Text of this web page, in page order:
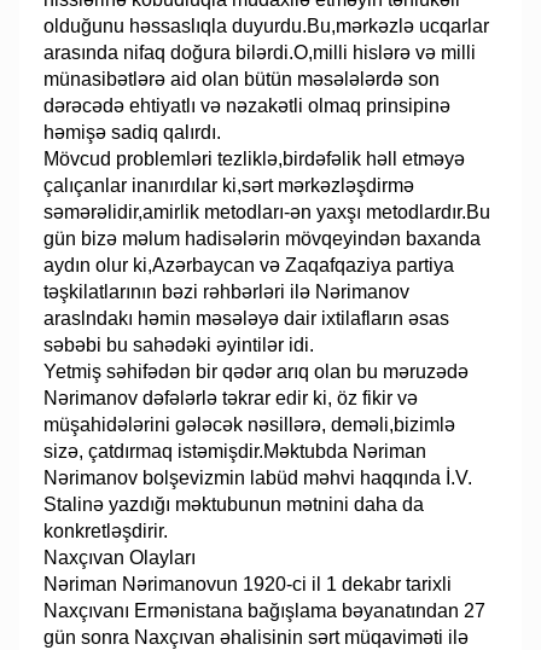
olduğunu həssaslıqla duyurdu.Bu,mərkəzlə ucqarlar
arasında nifaq doğura bilərdi.O,milli hislərə və milli
münasibətlərə aid olan bütün məsələlərdə son
dərəcədə ehtiyatlı və nəzakətli olmaq prinsipinə
həmişə sadiq qalırdı.
Mövcud problemləri tezliklə,birdəfəlik həll etməyə
çalıçanlar inanırdılar ki,sərt mərkəzləşdirmə
səmərəlidir,amirlik metodları-ən yaxşı metodlardır.Bu
gün bizə məlum hadisələrin mövqeyindən baxanda
aydın olur ki,Azərbaycan və Zaqafqaziya partiya
təşkilatlarının bəzi rəhbərləri ilə Nərimanov
araslndakı həmin məsələyə dair ixtilafların əsas
səbəbi bu sahədəki əyintilər idi.
Yetmiş səhifədən bir qədər arıq olan bu məruzədə
Nərimanov dəfələrlə təkrar edir ki, öz fikir və
müşahidələrini gələcək nəsillərə, deməli,bizimlə
sizə, çatdırmaq istəmişdir.Məktubda Nəriman
Nərimanov bolşevizmin labüd məhvi haqqında İ.V.
Stalinə yazdığı məktubunun mətnini daha da
konkretləşdirir.
Naxçıvan Olayları
Nəriman Nərimanovun 1920-ci il 1 dekabr tarixli
Naxçıvanı Ermənistana bağışlama bəyanatından 27
gün sonra Naxçıvan əhalisinin sərt müqaviməti ilə